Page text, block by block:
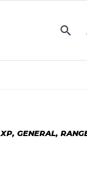
GENERAL,